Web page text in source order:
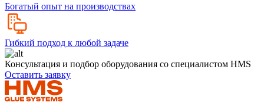
Богатый опыт на производствах
Гибкий подход к любой задаче
Консультация и подбор оборудования со специалистом HMS
Оставить заявку